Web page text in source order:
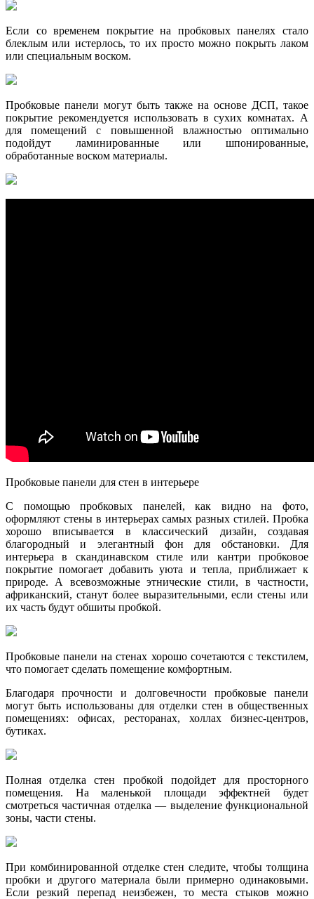
Если со временем покрытие на пробковых панелях стало
блеклым или истерлось, то их просто можно покрыть лаком
или специальным воском.
Пробковые панели могут быть также на основе ДСП, такое
покрытие рекомендуется использовать в сухих комнатах. А
для помещений с повышенной влажностью оптимально
подойдут ламинированные или шпонированные,
обработанные воском материалы.
Пробковые панели для стен в интерьере
С помощью пробковых панелей, как видно на фото,
оформляют стены в интерьерах самых разных стилей. Пробка
хорошо вписывается в классический дизайн, создавая
благородный и элегантный фон для обстановки. Для
интерьера в скандинавском стиле или кантри пробковое
покрытие помогает добавить уюта и тепла, приближает к
природе. А всевозможные этнические стили, в частности,
африканский, станут более выразительными, если стены или
их часть будут обшиты пробкой.
Пробковые панели на стенах хорошо сочетаются с текстилем,
что помогает сделать помещение комфортным.
Благодаря прочности и долговечности пробковые панели
могут быть использованы для отделки стен в общественных
помещениях: офисах, ресторанах, холлах бизнес-центров,
бутиках.
Полная отделка стен пробкой подойдет для просторного
помещения. На маленькой площади эффектней будет
смотреться частичная отделка — выделение функциональной
зоны, части стены.
При комбинированной отделке стен следите, чтобы толщина
пробки и другого материала были примерно одинаковыми.
Если резкий перепад неизбежен, то места стыков можно